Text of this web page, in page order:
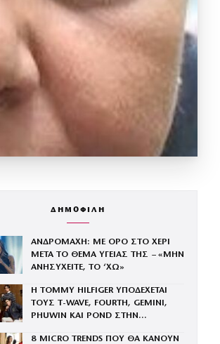
ΔΗΜΟΦΙΛΗ
ΑΝΔΡΟΜΑΧΗ: ΜΕ ΟΡΟ ΣΤΟ ΧΕΡΙ
ΜΕΤΑ ΤΟ ΘΕΜΑ ΥΓΕΙΑΣ ΤΗΣ – «ΜΗΝ
ΑΝΗΣΥΧΕΙΤΕ, ΤΟ ‘ΧΩ»
Η TOMMY HILFIGER ΥΠΟΔΕΧΕΤΑΙ
ΤΟΥΣ Τ-WAVE, FOURTH, GEMINI,
PHUWIN ΚΑΙ POND ΣΤΗΝ
8 MICRO TRENDS ΠΟΥ ΘΑ ΚΑΝΟΥΝ